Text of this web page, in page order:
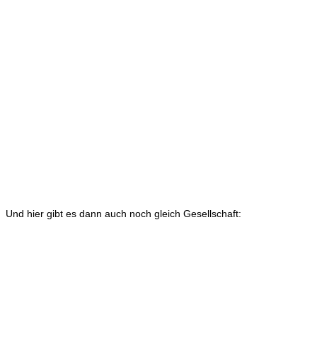
Und hier gibt es dann auch noch gleich Gesellschaft: